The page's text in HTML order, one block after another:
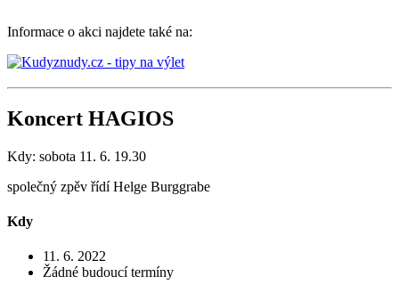
Informace o akci najdete také na:
Koncert HAGIOS
Kdy: sobota 11. 6. 19.30
společný zpěv řídí Helge Burggrabe
Kdy
11. 6. 2022
Žádné budoucí termíny